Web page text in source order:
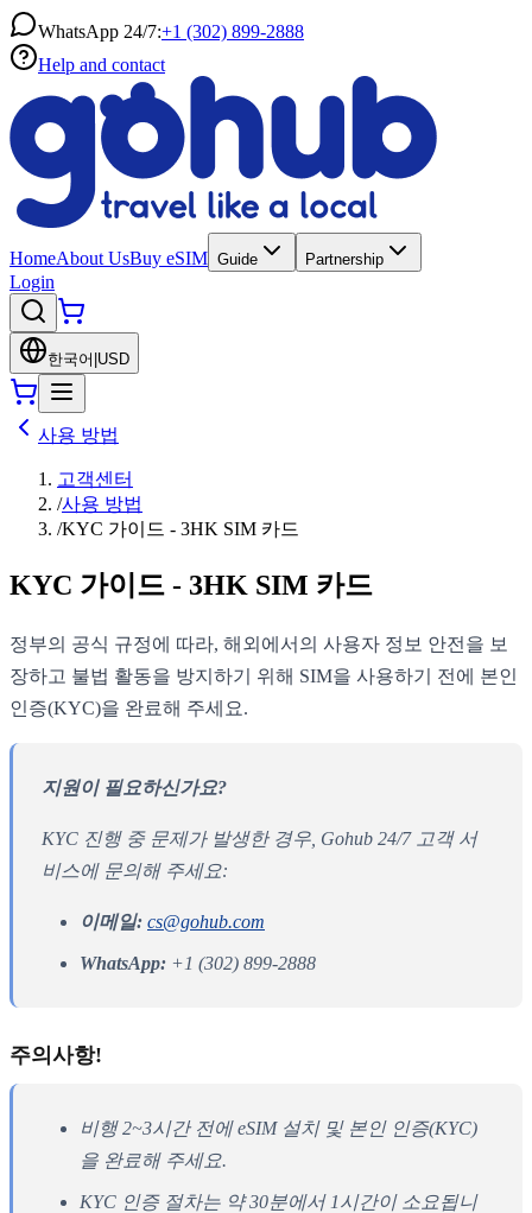
WhatsApp 24/7:+1 (302) 899-2888
Help and contact
HomeAbout UsBuy eSIM Guide Partnership
Login
한국어 USD
사용 방법
고객센터
/사용 방법
/KYC 가이드 - 3HK SIM 카드
KYC 가이드 - 3HK SIM 카드
정부의 공식 규정에 따라, 해외에서의 사용자 정보 안전을 보
장하고 불법 활동을 방지하기 위해 SIM을 사용하기 전에 본인
인증(KYC)을 완료해 주세요.
지원이 필요하신가요?
KYC 진행 중 문제가 발생한 경우, Gohub 24/7 고객 서
비스에 문의해 주세요:
이메일: cs@gohub.com
WhatsApp: +1 (302) 899-2888
주의사항!
비행 2~3시간 전에 eSIM 설치 및 본인 인증(KYC)
을 완료해 주세요.
KYC 인증 절차는 약 30분에서 1시간이 소요됩니